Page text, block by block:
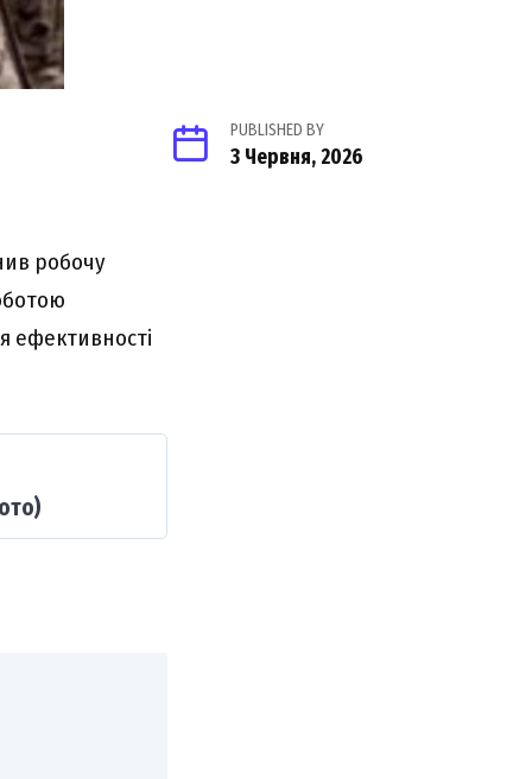
PUBLISHED BY
3 Червня, 2026
pобочy
eфeктивноcті